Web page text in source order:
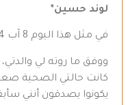
لوند حسين*
في مثل هذا اليوم 8 آب 1964، كان يوم قدومي إلى هذه الدنيا.
ووفق ما روته لي
كانت حالتي الصحية
يكونوا يصدقون أنني